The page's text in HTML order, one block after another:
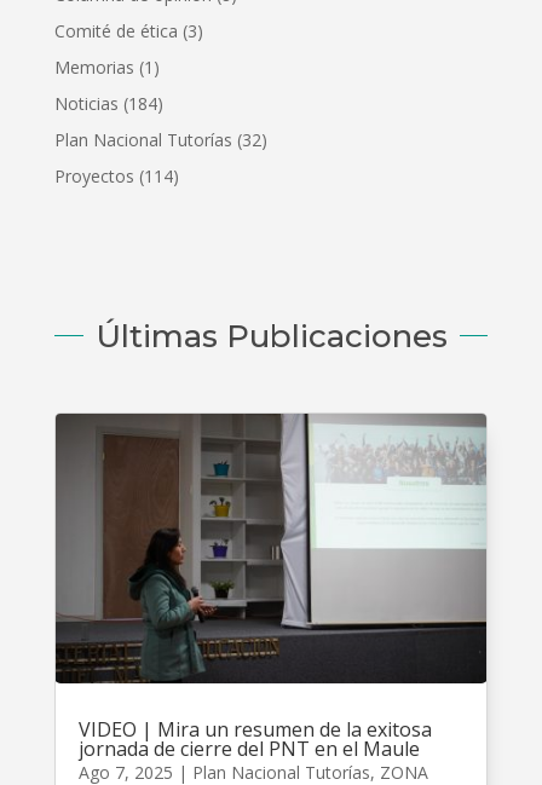
Comité de ética (3)
Memorias (1)
Noticias (184)
Plan Nacional Tutorías (32)
Proyectos (114)
Últimas Publicaciones
VIDEO | Mira un resumen de la exitosa
jornada de cierre del PNT en el Maule
Ago 7, 2025 | Plan Nacional Tutorías, ZONA